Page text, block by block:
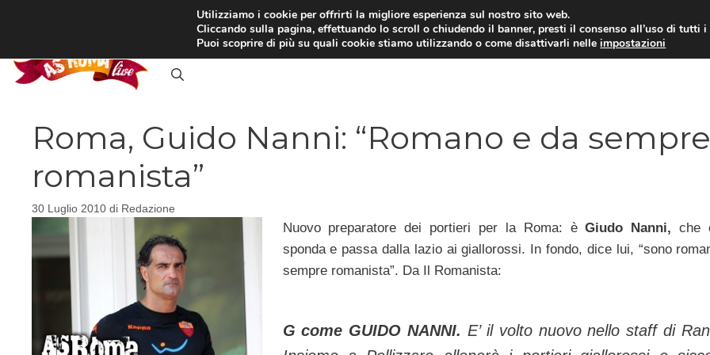
RASSEGNA STAMPA INTERVISTE CALCIOMERCATO CAMPIONATO
Roma, Guido Nanni: “Romano e da sempre
romanista”
30 Luglio 2010 di Redazione
Nuovo preparatore dei portieri per la Roma: èGiudo Nanni, che
sponda e passa dalla lazio ai giallorossi. In fondo, dice lui, “sono
sempre romanista”. Da Il Romanista:
G come GUIDO NANNI. E’ il volto nuovo nello staff di
Utilizziamo i cookie per offrirti la migliore esperienza sul nostro sito web.
Cliccando sulla pagina, effettuando lo scroll o chiudendo il banner, presti il consenso all’uso di tutti i
Puoi scoprire di più su quali cookie stiamo utilizzando o come disattivarli nelleimpostazioni